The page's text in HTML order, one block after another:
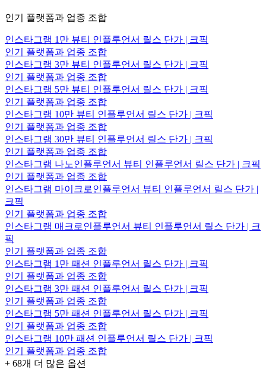
인기 플랫폼과 업종 조합
인스타그램 1만 뷰티 인플루언서 릴스 단가 | 크픽
인기 플랫폼과 업종 조합
인스타그램 3만 뷰티 인플루언서 릴스 단가 | 크픽
인기 플랫폼과 업종 조합
인스타그램 5만 뷰티 인플루언서 릴스 단가 | 크픽
인기 플랫폼과 업종 조합
인스타그램 10만 뷰티 인플루언서 릴스 단가 | 크픽
인기 플랫폼과 업종 조합
인스타그램 30만 뷰티 인플루언서 릴스 단가 | 크픽
인기 플랫폼과 업종 조합
인스타그램 나노인플루언서 뷰티 인플루언서 릴스 단가 | 크픽
인기 플랫폼과 업종 조합
인스타그램 마이크로인플루언서 뷰티 인플루언서 릴스 단가 |
크픽
인기 플랫폼과 업종 조합
인스타그램 매크로인플루언서 뷰티 인플루언서 릴스 단가 | 크
픽
인기 플랫폼과 업종 조합
인스타그램 1만 패션 인플루언서 릴스 단가 | 크픽
인기 플랫폼과 업종 조합
인스타그램 3만 패션 인플루언서 릴스 단가 | 크픽
인기 플랫폼과 업종 조합
인스타그램 5만 패션 인플루언서 릴스 단가 | 크픽
인기 플랫폼과 업종 조합
인스타그램 10만 패션 인플루언서 릴스 단가 | 크픽
인기 플랫폼과 업종 조합
+ 68개 더 많은 옵션